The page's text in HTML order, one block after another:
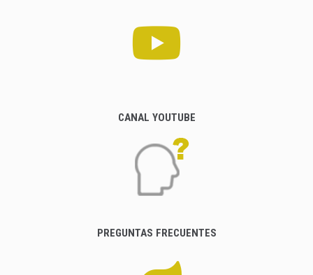
CANAL YOUTUBE
PREGUNTAS FRECUENTES